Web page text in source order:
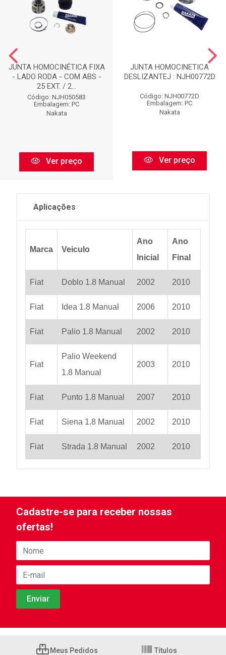
JUNTA HOMOCINÉTICA FIXA
- LADO RODA - COM ABS -
25 EXT. / 2...
Código: NJH050583
Embalagem: PC
Nakata
Ver preço
JUNTA HOMOCINETICA
DESLIZANTEJ : NJH00772D
Código: NJH00772D
Embalagem: PC
Nakata
Ver preço
Aplicações
Marca Veiculo
Ano
Inicial
Ano
Final
Fiat Doblo 1.8 Manual 2002 2010
Fiat Idea 1.8 Manual 2006 2010
Fiat Palio 1.8 Manual 2002 2010
Fiat
Palio Weekend
1.8 Manual
2003 2010
Fiat Punto 1.8 Manual 2007 2010
Fiat Siena 1.8 Manual 2002 2010
Fiat Strada 1.8 Manual 2002 2010
Cadastre-se para receber nossas
ofertas!
Meus Pedidos Títulos